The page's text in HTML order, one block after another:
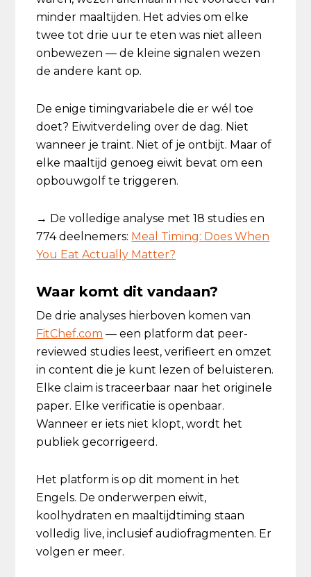
minder maaltijden. Het advies om elke
twee tot drie uur te eten was niet alleen
onbewezen — de kleine signalen wezen
de andere kant op.
De enige timingvariabele die er wél toe
doet? Eiwitverdeling over de dag. Niet
wanneer je traint. Niet of je ontbijt. Maar of
elke maaltijd genoeg eiwit bevat om een
opbouwgolf te triggeren.
→ De volledige analyse met 18 studies en
774 deelnemers: Meal Timing: Does When
You Eat Actually Matter?
Waar komt dit vandaan?
De drie analyses hierboven komen van
FitChef.com — een platform dat peer-
reviewed studies leest, verifieert en omzet
in content die je kunt lezen of beluisteren.
Elke claim is traceerbaar naar het originele
paper. Elke verificatie is openbaar.
Wanneer er iets niet klopt, wordt het
publiek gecorrigeerd.
Het platform is op dit moment in het
Engels. De onderwerpen eiwit,
koolhydraten en maaltijdtiming staan
volledig live, inclusief audiofragmenten. Er
volgen er meer.